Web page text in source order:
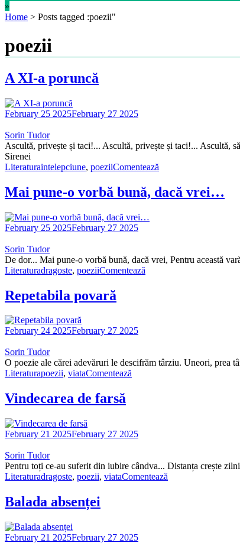
»
Home > Posts tagged :poezii"
poezii
A XI-a poruncă
February 25 2025February 27 2025
Sorin Tudor
Ascultă, privește și taci!... Ascultă, privește și taci!... Ascultă,
Sirenei
Literaturaintelepciune, poeziiComentează
Mai pune-o vorbă bună, dacă vrei…
February 25 2025February 27 2025
Sorin Tudor
De dor... Mai pune-o vorbă bună, dacă vrei, Pentru această
Literaturadragoste, poeziiComentează
Repetabila povară
February 24 2025February 27 2025
Sorin Tudor
O poezie ale cărei adevăruri le descifrăm târziu. Uneori, prea
Literaturapoezii, viataComentează
Vindecarea de farsă
February 21 2025February 27 2025
Sorin Tudor
Pentru toți ce-au suferit din iubire cândva... Distanța crește
Literaturadragoste, poezii, viataComentează
Balada absenței
February 21 2025February 27 2025